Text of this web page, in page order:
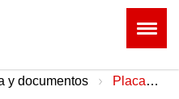
y documentos Placas de matrícula y recortes